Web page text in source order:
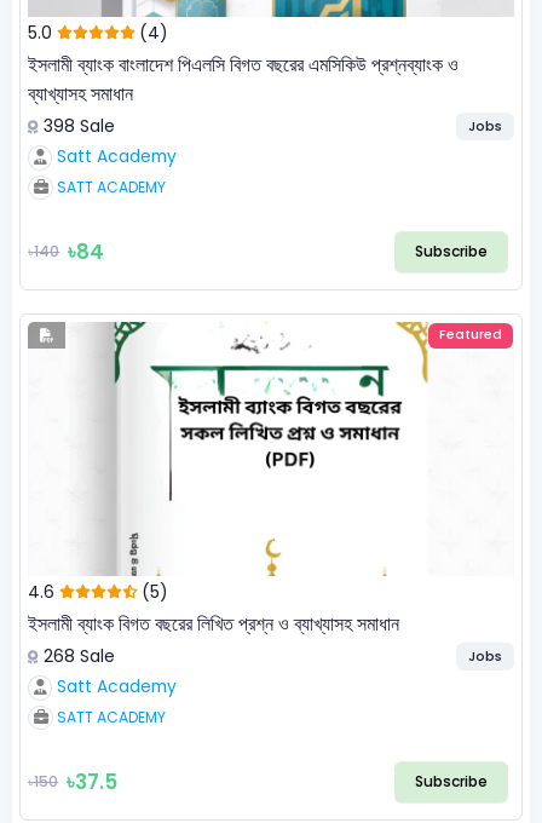
5.0 (4)
ইসলামী ব্যাংক বাংলাদেশ পিএলসি বিগত বছরের এমসিকিউ প্রশ্নব্যাংক ও
ব্যাখ্যাসহ সমাধান
398 Sale Jobs
Satt Academy
SATT ACADEMY
৳140 ৳84 Subscribe
Featured
4.6 (5)
ইসলামী ব্যাংক বিগত বছরের লিখিত প্রশ্ন ও ব্যাখ্যাসহ সমাধান
268 Sale Jobs
Satt Academy
SATT ACADEMY
৳150 ৳37.5 Subscribe